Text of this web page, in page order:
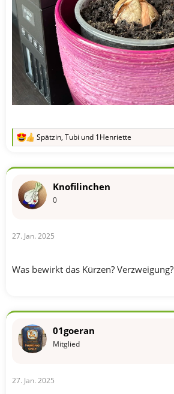
R
k
o
:
Spätzin, Tubi und 1Henriette
Knofilinchen
0
27. Jan. 2025
Was bewirkt das Kürzen? Verzweigung?
01goeran
Mitglied
27. Jan. 2025